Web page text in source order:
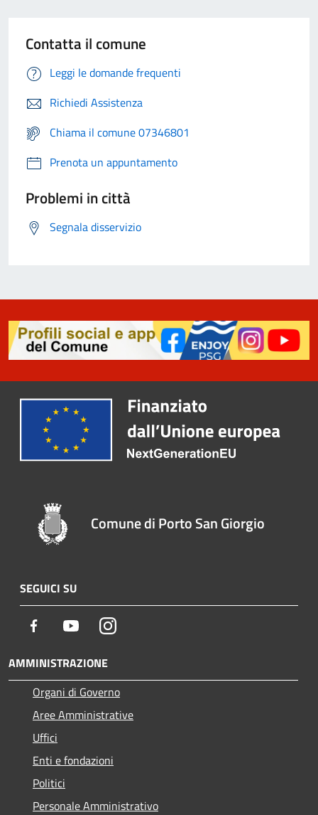
Contatta il comune
Leggi le domande frequenti
Richiedi Assistenza
Chiama il comune 07346801
Prenota un appuntamento
Problemi in città
Segnala disservizio
Comune di Porto San Giorgio
SEGUICI SU
Facebook YoutubeInstagram
AMMINISTRAZIONE
Organi di Governo
Aree Amministrative
Uffici
Enti e fondazioni
Politici
Personale Amministrativo